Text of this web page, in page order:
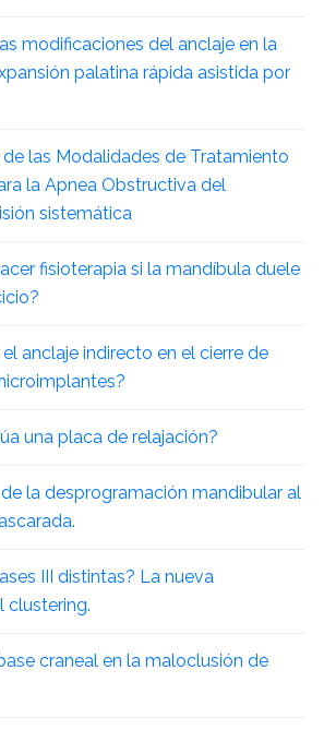
modificaciones del anclaje en la
palatina rápida asistida por
las Modalidades de Tratamiento
la Apnea Obstructiva del
sistemática
fisioterapia si la mandíbula duele
el anclaje indirecto en el cierre de
una placa de relajación?
la desprogramación mandibular al
III distintas? La nueva
clustering.
craneal en la maloclusión de